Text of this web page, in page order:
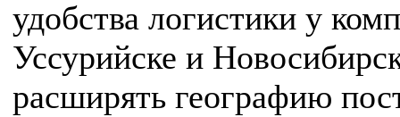
удобства логистики у
Уссурийске и
расширять географию